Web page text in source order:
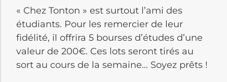
« Chez Tonton » est surtout l’ami des
étudiants. Pour les remercier de leur
fidélité, il offrira 5 bourses d’études d’une
valeur de 200€. Ces lots seront tirés au
sort au cours de la semaine… Soyez prêts !